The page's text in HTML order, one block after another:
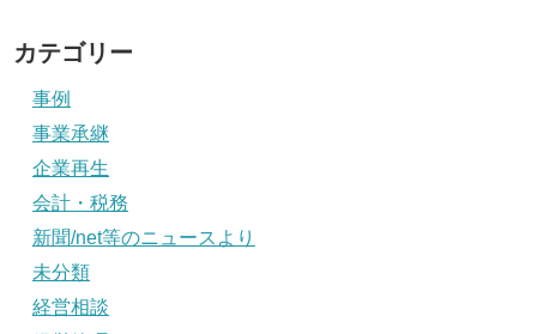
カテゴリー
事例
事業承継
企業再生
会計・税務
新聞/net等のニュースより
未分類
経営相談